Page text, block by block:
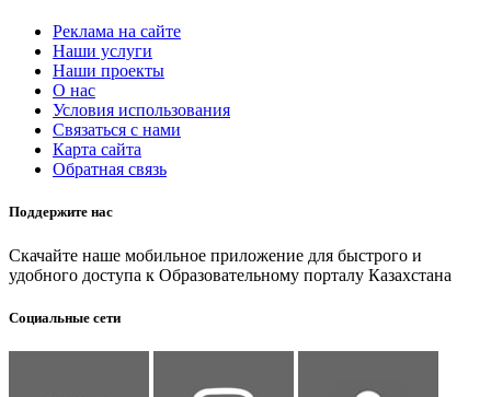
Реклама на сайте
Наши услуги
Наши проекты
О нас
Условия использования
Связаться с нами
Карта сайта
Обратная связь
Поддержите нас
Скачайте наше мобильное приложение для быстрого и
удобного доступа к Образовательному порталу Казахстана
Социальные сети